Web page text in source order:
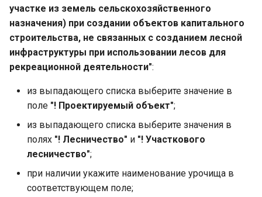
участке из земель сельскохозяйственного
назначения) при создании объектов капитального
строительства, не связанных с созданием лесной
инфраструктуры при использовании лесов для
рекреационной деятельности":
из выпадающего списка выберите значение в
поле "! Проектируемый объект";
из выпадающего списка выберите значения в
полях "! Лесничество" и "! Участкового
лесничество";
при наличии укажите наименование урочища в
соответствующем поле;